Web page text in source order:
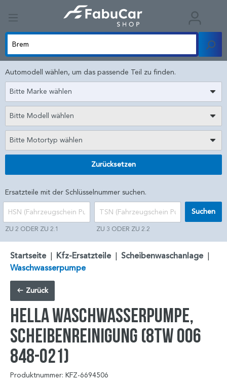
Automodell wählen, um das passende Teil zu finden.
Bitte Marke wählen
Bitte Modell wählen
Bitte Motortyp wählen
Zurücksetzen
Ersatzteile mit der Schlüsselnummer suchen.
ZU 2 ODER ZU 2.1 ZU 3 ODER ZU 2.2
Suchen
Startseite | Kfz-Ersatzteile | Scheibenwaschanlage |
Waschwasserpumpe
Zurück
HELLA Waschwasserpumpe,
Scheibenreinigung (8TW 006
848-021)
Produktnummer: KFZ-6694506